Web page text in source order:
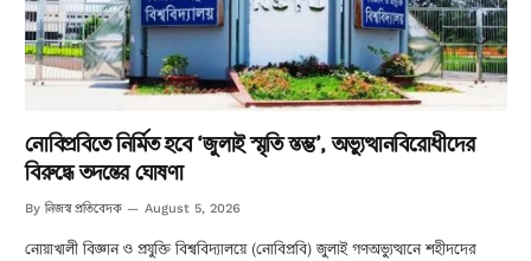
নোবিপ্রবিতে নির্মিত হবে ‘জুলাই স্মৃতি স্তম্ভ’, অভ্যুত্থানবিরোধীদের
বিরুদ্ধে তদন্তের ঘোষণা
By নিজস্ব প্রতিবেদক August 5, 2026
নোয়াখালী বিজ্ঞান ও প্রযুক্তি বিশ্ববিদ্যালয়ে (নোবিপ্রবি) জুলাই গণঅভ্যুত্থানে শহীদদের